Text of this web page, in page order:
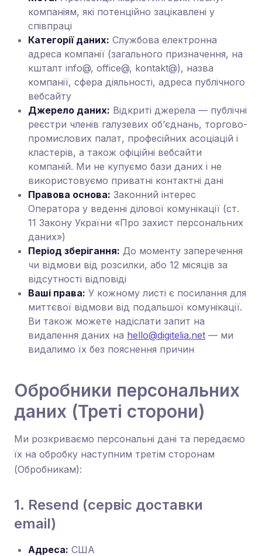
компаніям, які потенційно зацікавлені у
співпраці
Категорії даних: Службова електронна
адреса компанії (загального призначення, на
кшталт info@, office@, kontakt@), назва
компанії, сфера діяльності, адреса публічного
вебсайту
Джерело даних: Відкриті джерела — публічні
реєстри членів галузевих об’єднань, торгово-
промислових палат, професійних асоціацій і
кластерів, а також офіційні вебсайти
компаній. Ми не купуємо бази даних і не
використовуємо приватні контактні дані
Правова основа: Законний інтерес
Оператора у веденні ділової комунікації (ст.
11 Закону України «Про захист персональних
даних»)
Період зберігання: До моменту заперечення
чи відмови від розсилки, або 12 місяців за
відсутності відповіді
Ваші права: У кожному листі є посилання для
миттєвої відмови від подальшої комунікації.
Ви також можете надіслати запит на
видалення даних на hello@digitelia.net — ми
видалимо їх без пояснення причин
Обробники персональних
даних (Треті сторони)
Ми розкриваємо персональні дані та передаємо
їх на обробку наступним третім сторонам
(Обробникам):
1. Resend (сервіс доставки
email)
Адреса: США